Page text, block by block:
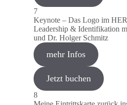
7
Keynote – Das Logo im
Leadership & Identifikation
und Dr. Holger Schmitz
mehr Infos
Jetzt buchen
8